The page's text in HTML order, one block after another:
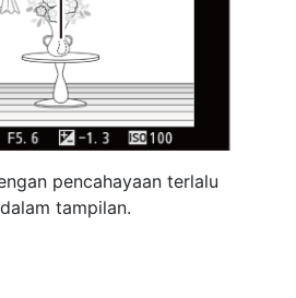
pencahayaan terlalu
tampilan.